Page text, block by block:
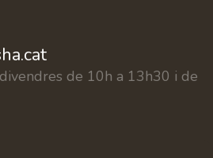
de 10h a 13h30 i de
17002 Girona